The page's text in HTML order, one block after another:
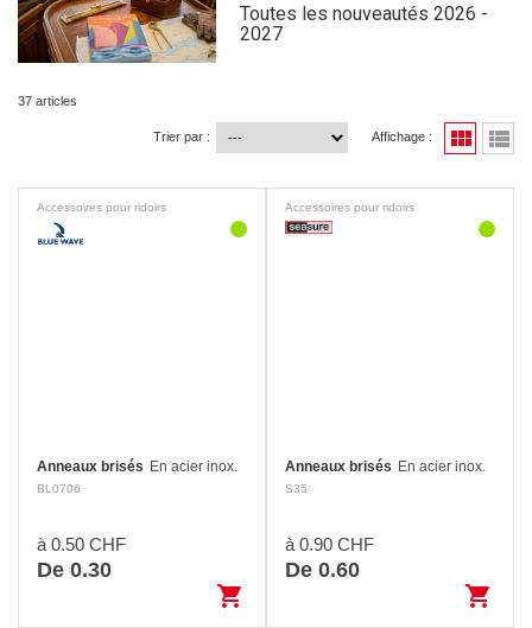
Toutes les nouveautés 2026 -
2027
37 articles
Trier par : Affichage : view_module view_list
Accessoires pour ridoirs
Anneaux brisés En acier inox.
BL0706
à 0.50 CHF
De 0.30
shopping_cart
Accessoires pour ridoirs
Anneaux brisés En acier inox.
S35
à 0.90 CHF
De 0.60
shopping_cart